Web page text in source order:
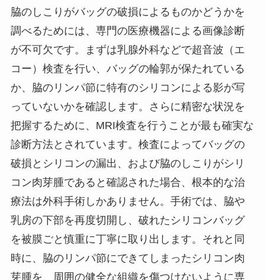
脇のしこりがバッグの破損によるものかどうかを
調べるためには、専門の医療機器による画像診断
が不可欠です。まずは乳腺外科などで超音波（エ
コー）検査を行い、バッグの輪郭が保たれている
か、脇のリンパ節に特有のシリコンによる影が写
っていないかを確認します。さらに精密な状況を
把握するために、MRI検査を行うことが最も確実な
診断方法とされています。検査によってバッグの
破損とシリコンの漏出、および脇のしこりがシリ
コン肉芽腫であると確認された場合、根本的な治
療法は外科手術しかありません。手術では、脇や
乳房の下部を再度切開し、破れたシリコンバッグ
を被膜ごと慎重に丁寧に取り出します。それと同
時に、脇のリンパ節にできてしまったシリコン肉
芽腫を、周囲の健全な組織を傷つけないように専